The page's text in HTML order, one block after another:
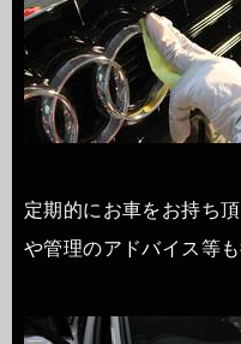
定期的にお車をお持ち
や管理のアドバイス等